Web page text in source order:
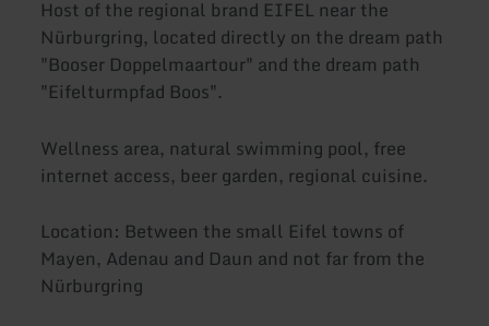
Host of the regional brand EIFEL near the
Nürburgring, located directly on the dream path
"Booser Doppelmaartour" and the dream path
"Eifelturmpfad Boos".
Wellness area, natural swimming pool, free
internet access, beer garden, regional cuisine.
Location: Between the small Eifel towns of
Mayen, Adenau and Daun and not far from the
Nürburgring